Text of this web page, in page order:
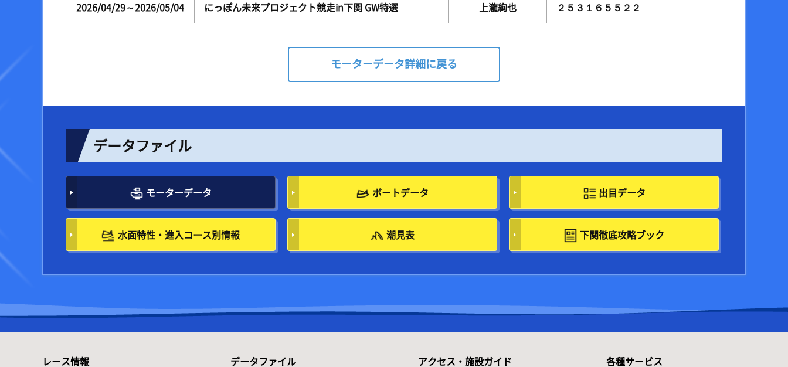
2026/04/29～2026/05/04 にっぽん未来プロジェクト競走in下関 GW特選 上瀧絢也 ２５３１６５５２２
モーターデータ詳細に戻る
データファイル
モーターデータ ボートデータ 出目データ
水面特性・進入コース別情報 潮見表 下関徹底攻略ブック
レース情報 データファイル アクセス・施設ガイド 各種サービス